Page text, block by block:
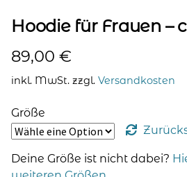
Hoodie für Frauen –
89,00 €
inkl. MwSt. zzgl. Versandkosten
Größe
Deine Größe ist nicht dabei?